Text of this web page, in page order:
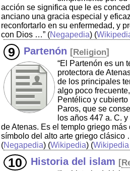
acción se significa que le es
anciano una gracia especial y
reconfortarlo en su enfermedad, y
con Dios …” (Negapedia) (
Partenón [Religion]
“El Partenón es un
protectora de
de los principales
algo poco
Pentélico y
Paros, que se
los años 447 a. C.
de Atenas. Es el templo griego
símbolo del alto arte griego clásico
(Negapedia) (Wikipedia) (Wikipedia
Historia del islam [